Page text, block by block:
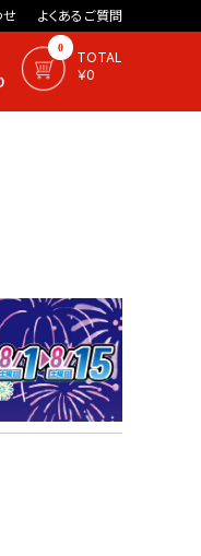
せ よくあるご質問
0
TOTAL
￥0